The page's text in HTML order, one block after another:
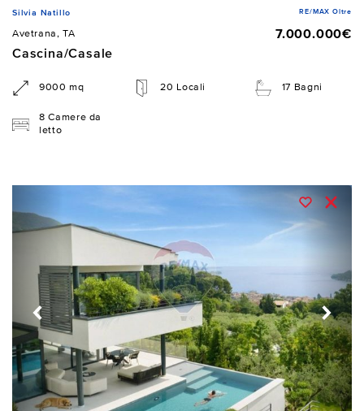
Silvia Natillo RE/MAX Oltre
Avetrana, TA
7.000.000€
Cascina/Casale
9000 mq 20 Locali 17 Bagni
8 Camere da
letto